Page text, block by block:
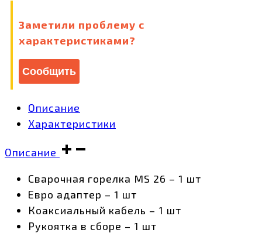
количество
Заметили проблему с
характеристиками?
Сообщить
Описание
Характеристики
Описание
Сварочная горелка MS 26 – 1 шт
Евро адаптер – 1 шт
Коаксиальный кабель – 1 шт
Рукоятка в сборе – 1 шт